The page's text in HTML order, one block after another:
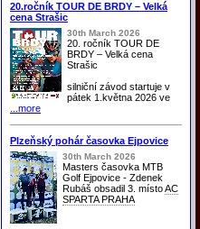
20.ročník TOUR DE BRDY – Velká
cena Strašic
30th March 2026
20. ročník TOUR DE
BRDY – Velká cena
Strašic
silniční závod startuje v
pátek 1.května 2026 ve
...more
Plzeňský pohár časovka Ejpovice
30th March 2026
Masters časovka MTB
Golf Ejpovice - Zdenek
Rubáš obsadil 3. místoAC
SPARTA PRAHA